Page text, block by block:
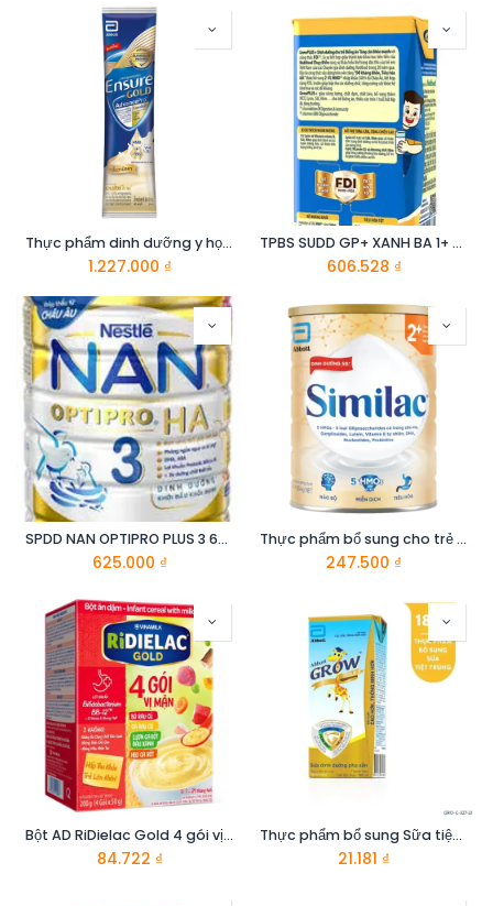
Thực phẩm dinh dưỡng y học: Ensure Gold 60.6g
1.227.000 ₫
TPBS SUDD GP+ XANH BA 1+ H180MLX48
606.528 ₫
SPDD NAN OPTIPRO PLUS 3 6X800G
625.000 ₫
Thực phẩm bổ sung cho trẻ từ 2 tuổi trở lên Similac 2+ 1.6 KG
247.500 ₫
Bột AD RiDielac Gold 4 gói vị mặn 4 x 50g
84.722 ₫
Thực phẩm bổ sung Sữa tiệt trùng: Abbott Grow Gold hương vani 180ml
21.181 ₫